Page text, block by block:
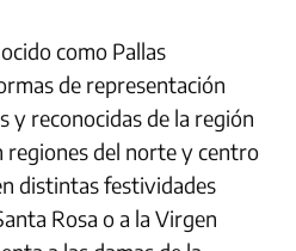
como Pallas
de representación
y reconocidas de la región
regiones del norte y centro
distintas festividades
Rosa o a la Virgen